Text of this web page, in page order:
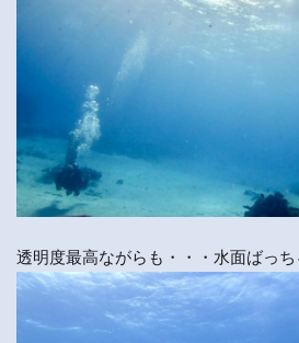
透明度最高ながらも・・・水面ばっち